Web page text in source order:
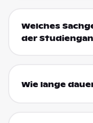
Welches
der
Wie lange